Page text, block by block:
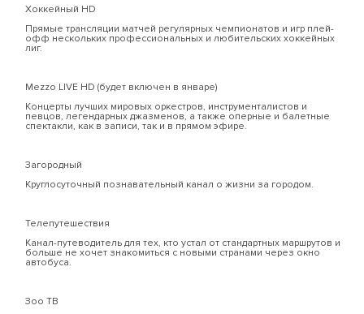
Хоккейный HD
Прямые трансляции матчей регулярных чемпионатов и игр плей-
офф нескольких профессиональных и любительских хоккейных
лиг.
Mezzo LIVE HD (будет включен в январе)
Концерты лучших мировых оркестров, инструменталистов и
певцов, легендарных джазменов, а также оперные и балетные
спектакли, как в записи, так и в прямом эфире.
Загородный
Круглосуточный познавательный канал о жизни за городом.
Телепутешествия
Канал-путеводитель для тех, кто устал от стандартных маршрутов и
больше не хочет знакомиться с новыми странами через окно
автобуса.
Зоо ТВ